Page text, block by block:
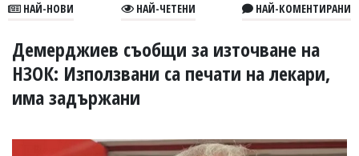
УКРАЙНА
СПОРТ
БИЗНЕС
НАЙ-НОВИ НАЙ-ЧЕТЕНИ НАЙ-КОМЕНТИРАНИ
Демерджиев съобщи за източване на
НЗОК: Използвани са печати на лекари,
има задържани